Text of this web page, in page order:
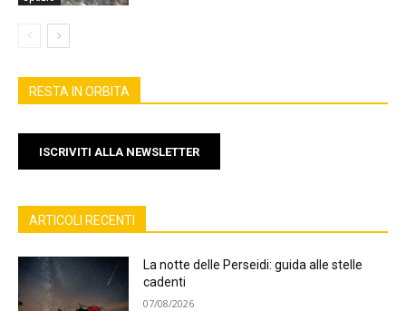
RESTA IN ORBITA
ISCRIVITI ALLA NEWSLETTER
ARTICOLI RECENTI
La notte delle Perseidi: guida alle stelle
cadenti
07/08/2026